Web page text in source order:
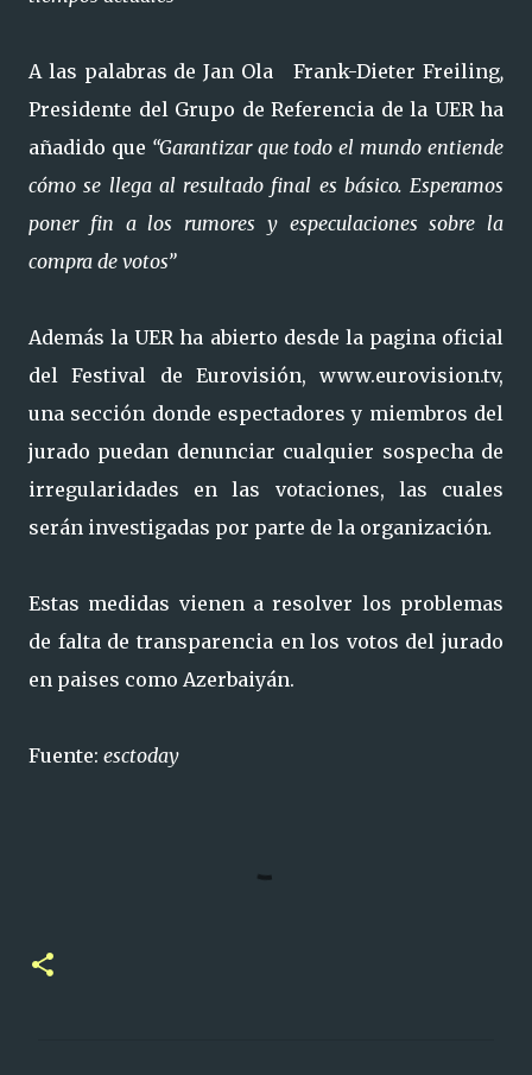
A las palabras de Jan Ola Frank-Dieter Freiling,
Presidente del Grupo de Referencia de la UER ha
añadido que “Garantizar que todo el mundo entiende
cómo se llega al resultado final es básico. Esperamos
poner fin a los rumores y especulaciones sobre la
compra de votos”
Además la UER ha abierto desde la pagina oficial
del Festival de Eurovisión, www.eurovision.tv,
una sección donde espectadores y miembros del
jurado puedan denunciar cualquier sospecha de
irregularidades en las votaciones, las cuales
serán investigadas por parte de la organización.
Estas medidas vienen a resolver los problemas
de falta de transparencia en los votos del jurado
en paises como Azerbaiyán.
Fuente: esctoday